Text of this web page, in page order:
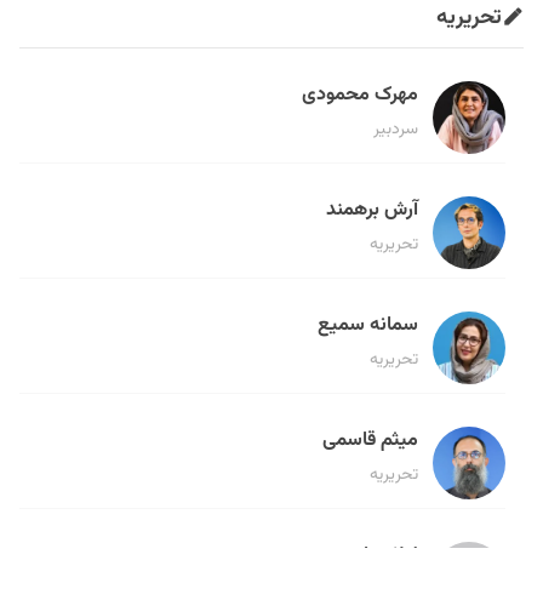
تحریریه
مهرک محمودی
سردبیر
آرش برهمند
تحریریه
سمانه سمیع
تحریریه
میثم قاسمی
تحریریه
لیلا حنارود